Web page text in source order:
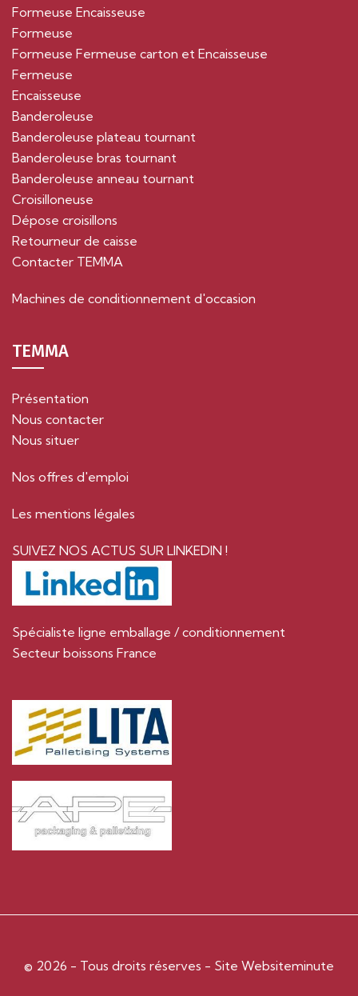
Formeuse Encaisseuse
Formeuse
Formeuse Fermeuse carton et Encaisseuse
Fermeuse
Encaisseuse
Banderoleuse
Banderoleuse plateau tournant
Banderoleuse bras tournant
Banderoleuse anneau tournant
Croisilloneuse
Dépose croisillons
Retourneur de caisse
Contacter TEMMA
Machines de conditionnement d'occasion
TEMMA
Présentation
Nous contacter
Nous situer
Nos offres d'emploi
Les mentions légales
SUIVEZ NOS ACTUS SUR LINKEDIN !
Spécialiste ligne emballage / conditionnement
Secteur boissons France
© 2026 - Tous droits réserves - Site Websiteminute